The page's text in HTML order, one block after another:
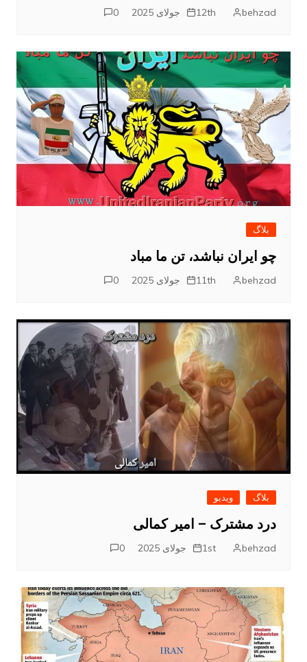
behzad 12th جولای 2025 0
بلاگ
چو ایران نباشد، تن ما مباد
behzad 11th جولای 2025 0
بلاگ ویدیو
درد مشترک – امیر کمالی
behzad 1st جولای 2025 0